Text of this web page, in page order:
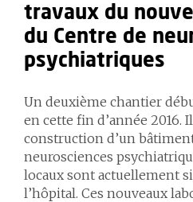
travaux du
du Centre de
psychiatriques
Un deuxième chantier
en cette fin d’année 2016.
construction d’un
neurosciences
locaux sont actuellement
l’hôpital. Ces nouveaux